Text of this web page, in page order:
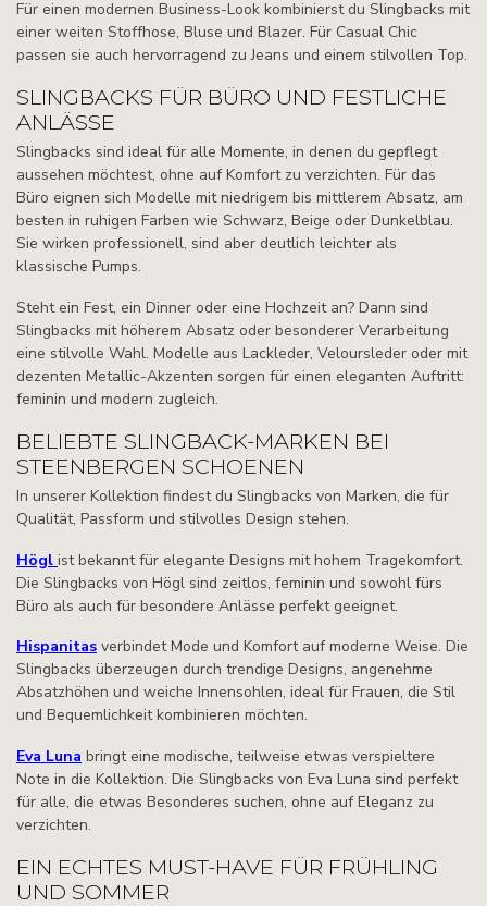
Für einen modernen Business-Look kombinierst du Slingbacks mit
einer weiten Stoffhose, Bluse und Blazer. Für Casual Chic
passen sie auch hervorragend zu Jeans und einem stilvollen Top.
SLINGBACKS FÜR BÜRO UND FESTLICHE
ANLÄSSE
Slingbacks sind ideal für alle Momente, in denen du gepflegt
aussehen möchtest, ohne auf Komfort zu verzichten. Für das
Büro eignen sich Modelle mit niedrigem bis mittlerem Absatz, am
besten in ruhigen Farben wie Schwarz, Beige oder Dunkelblau.
Sie wirken professionell, sind aber deutlich leichter als
klassische Pumps.
Steht ein Fest, ein Dinner oder eine Hochzeit an? Dann sind
Slingbacks mit höherem Absatz oder besonderer Verarbeitung
eine stilvolle Wahl. Modelle aus Lackleder, Veloursleder oder mit
dezenten Metallic-Akzenten sorgen für einen eleganten Auftritt:
feminin und modern zugleich.
BELIEBTE SLINGBACK-MARKEN BEI
STEENBERGEN SCHOENEN
In unserer Kollektion findest du Slingbacks von Marken, die für
Qualität, Passform und stilvolles Design stehen.
Högl ist bekannt für elegante Designs mit hohem Tragekomfort.
Die Slingbacks von Högl sind zeitlos, feminin und sowohl fürs
Büro als auch für besondere Anlässe perfekt geeignet.
Hispanitas verbindet Mode und Komfort auf moderne Weise. Die
Slingbacks überzeugen durch trendige Designs, angenehme
Absatzhöhen und weiche Innensohlen, ideal für Frauen, die Stil
und Bequemlichkeit kombinieren möchten.
Eva Luna bringt eine modische, teilweise etwas verspieltere
Note in die Kollektion. Die Slingbacks von Eva Luna sind perfekt
für alle, die etwas Besonderes suchen, ohne auf Eleganz zu
verzichten.
EIN ECHTES MUST-HAVE FÜR FRÜHLING
UND SOMMER